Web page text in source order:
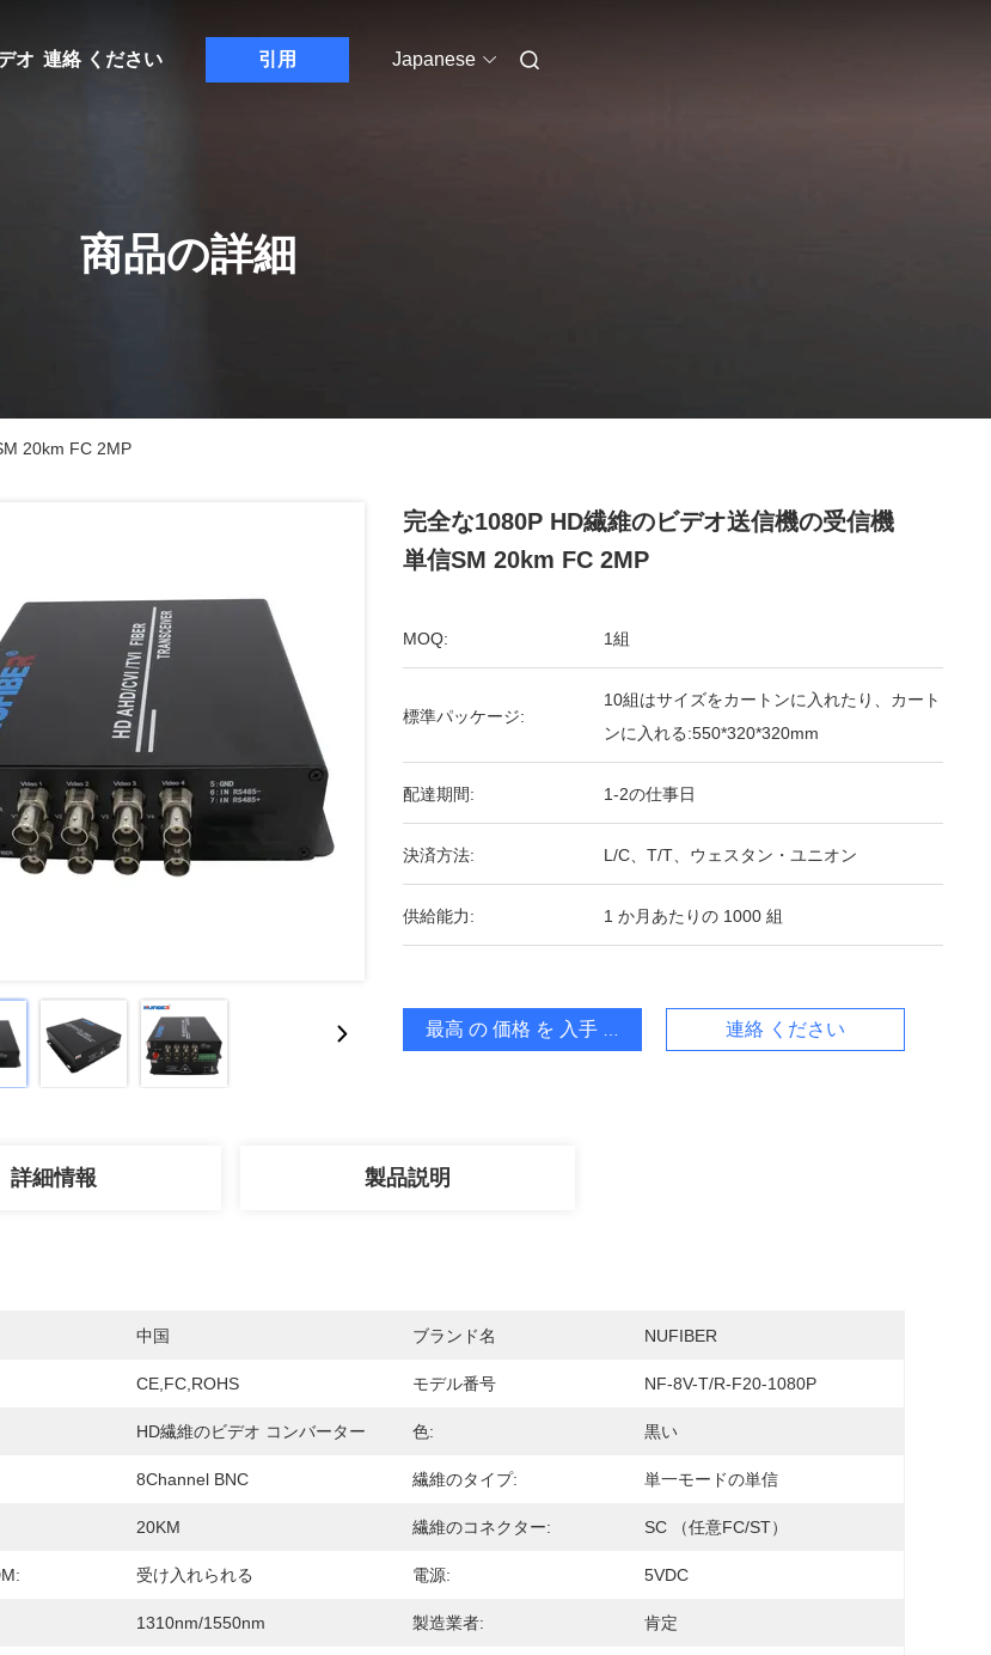
オ 連絡 ください 引用 Japanese
商品の詳細
20km FC 2MP
完全な1080P HD繊維のビデオ送信機の受信機
単信SM 20km FC 2MP
MOQ: 1組
標準パッケージ:
10組はサイズをカートンに入れたり、カート
ンに入れる:550*320*320mm
配達期間: 1-2の仕事日
決済方法: L/C、T/T、ウェスタン・ユニオン
供給能力: 1 か月あたりの 1000 組
最高 の 価格 を 入手 する 連絡 ください
詳細情報 製品説明
中国 ブランド名 NUFIBER
CE,FC,ROHS モデル番号 NF-8V-T/R-F20-1080P
HD繊維のビデオ コンバーター 色: 黒い
8Channel BNC 繊維のタイプ: 単一モードの単信
20KM 繊維のコネクター: SC （任意FC/ST）
受け入れられる 電源: 5VDC
1310nm/1550nm 製造業者: 肯定